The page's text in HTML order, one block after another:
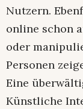
Nutzern.
online schon
oder
Personen
Eine
Künstliche